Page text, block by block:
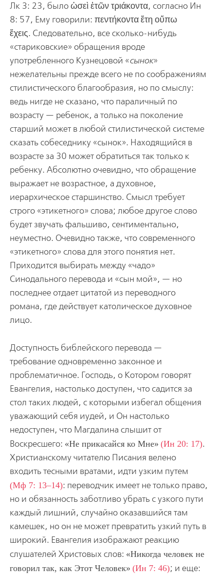
Лк 3: 23, было ὡσεὶ ἐτῶν τριάκοντα, согласно Ин
8: 57, Ему говорили: πεντήκοντα ἔτη οὔπω
ἔχεις. Следовательно, все сколько-нибудь
«стариковские» обращения вроде
употребленного Кузнецовой «сынок»
нежелательны прежде всего не по соображениям
стилистического благообразия, но по смыслу:
ведь нигде не сказано, что параличный по
возрасту — ребенок, а только на поколение
старший может в любой стилистической системе
сказать собеседнику «сынок». Находящийся в
возрасте за 30 может обратиться так только к
ребенку. Абсолютно очевидно, что обращение
выражает не возрастное, а духовное,
иерархическое старшинство. Смысл требует
строго «этикетного» слова; любое другое слово
будет звучать фальшиво, сентиментально,
неуместно. Очевидно также, что современного
«этикетного» слова для этого понятия нет.
Приходится выбирать между «чадо»
Синодального перевода и «сын мой», — но
последнее отдает цитатой из переводного
романа, где действует католическое духовное
лицо.
Доступность библейского перевода —
требование одновременно законное и
проблематичное. Господь, о Котором говорят
Евангелия, настолько доступен, что садится за
стол таких людей, с которыми избегал общения
уважающий себя иудей, и Он настолько
недоступен, что Магдалина слышит от
Воскресшего:
Не прикасайся ко Мне (Ин 20: 17).
Христианскому читателю Писания велено
входить тесными вратами, идти узким путем
(Мф 7: 13–14): переводчик имеет не только право,
но и обязанность заботливо убрать с узкого пути
каждый лишний, случайно оказавшийся там
камешек, но он не может превратить узкий путь в
широкий. Евангелия изображают реакцию
слушателей Христовых слов:
Никогда человек не
говорил так, как Этот Человек
(Ин 7: 46); и еще: